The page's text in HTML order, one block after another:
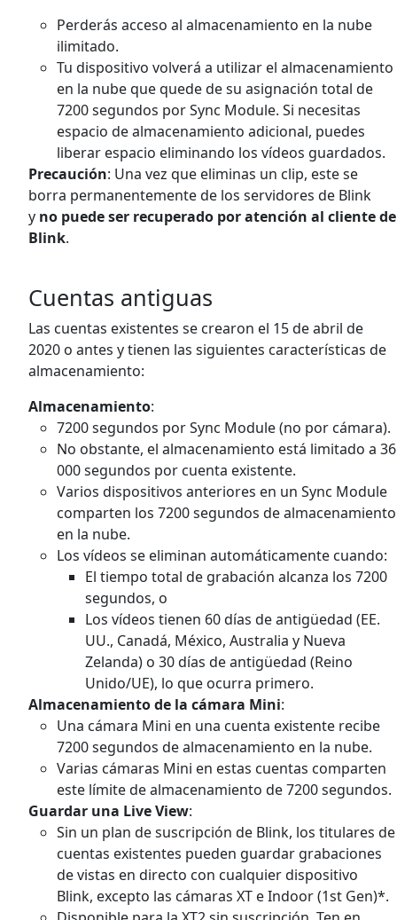
Perderás acceso al almacenamiento en la nube
ilimitado.
Tu dispositivo volverá a utilizar el almacenamiento
en la nube que quede de su asignación total de
7200 segundos por Sync Module. Si necesitas
espacio de almacenamiento adicional, puedes
liberar espacio eliminando los vídeos guardados.
Precaución: Una vez que eliminas un clip, este se
borra permanentemente de los servidores de Blink
y no puede ser recuperado por atención al cliente de
Blink.
Cuentas antiguas
Las cuentas existentes se crearon el 15 de abril de
2020 o antes y tienen las siguientes características de
almacenamiento:
Almacenamiento:
7200 segundos por Sync Module (no por cámara).
No obstante, el almacenamiento está limitado a 36
000 segundos por cuenta existente.
Varios dispositivos anteriores en un Sync Module
comparten los 7200 segundos de almacenamiento
en la nube.
Los vídeos se eliminan automáticamente cuando:
El tiempo total de grabación alcanza los 7200
segundos, o
Los vídeos tienen 60 días de antigüedad (EE.
UU., Canadá, México, Australia y Nueva
Zelanda) o 30 días de antigüedad (Reino
Unido/UE), lo que ocurra primero.
Almacenamiento de la cámara Mini:
Una cámara Mini en una cuenta existente recibe
7200 segundos de almacenamiento en la nube.
Varias cámaras Mini en estas cuentas comparten
este límite de almacenamiento de 7200 segundos.
Guardar una Live View:
Sin un plan de suscripción de Blink, los titulares de
cuentas existentes pueden guardar grabaciones
de vistas en directo con cualquier dispositivo
Blink, excepto las cámaras XT e Indoor (1st Gen)*.